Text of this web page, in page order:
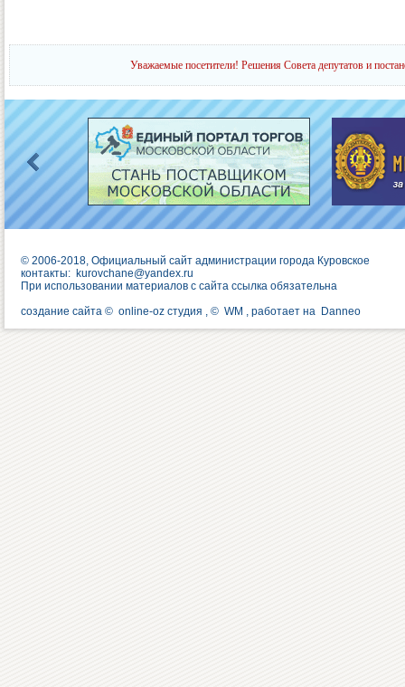
Уважаемые посетители! Решения Совета депутатов и
© 2006-2018, Официальный сайт администрации города Куровское
контакты: kurovchane@yandex.ru
При использовании материалов с сайта ссылка обязательна
создание сайта © online-oz студия , © WM , работает на Danneo